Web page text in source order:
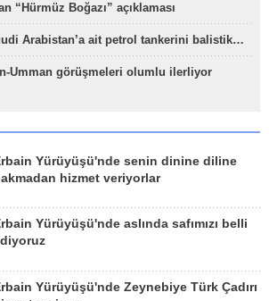
“Hürmüz Boğazı” açıklaması
Arabistan’a ait petrol tankerini balistik…
Umman görüşmeleri olumlu ilerliyor
Yürüyüşü'nde senin dinine diline
hizmet veriyorlar
Yürüyüşü'nde aslında safımızı belli
Yürüyüşü'nde Zeynebiye Türk Çadırı